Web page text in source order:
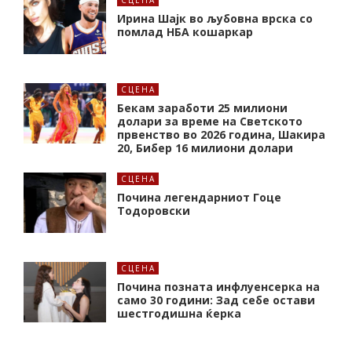
Ирина Шајк во љубовна врска со
помлад НБА кошаркар
СЦЕНА
Бекам заработи 25 милиони
долари за време на Светското
првенство во 2026 година, Шакира
20, Бибер 16 милиони долари
СЦЕНА
Почина легендарниот Гоце
Тодоровски
СЦЕНА
Почина позната инфлуенсерка на
само 30 години: Зад себе остави
шестгодишна ќерка